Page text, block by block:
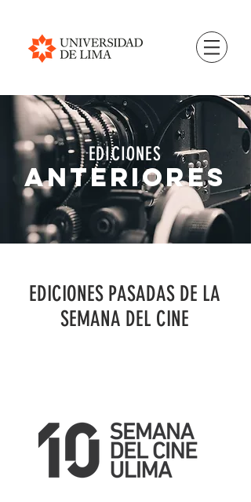
ANTERIORES
EDICIONES
EDICIONES PASADAS DE LA
SEMANA DEL CINE